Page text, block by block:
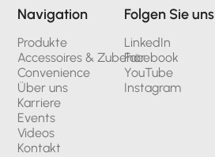
Navigation
Produkte
Accessoires & Zubehör
Convenience
Über uns
Karriere
Events
Videos
Kontakt
Folgen Sie uns
LinkedIn
Facebook
YouTube
Instagram